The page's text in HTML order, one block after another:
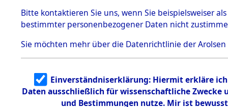
5.3.1 Alliierte
Erhebungen
zu
Todesmärsch
en
5.3.2
Identifizierun
5.3.3
Todesmärsch
Bitte kontaktieren Sie uns, wenn Sie beispielsweiser
bestimmter personenbezogener Daten nicht
Sie möchten mehr über die Datenrichtlinie der Arolsen
Einverständniserklärung: Hiermit erkläre
Daten ausschließlich für wissenschaftliche
und Bestimmungen nutze. Mir ist